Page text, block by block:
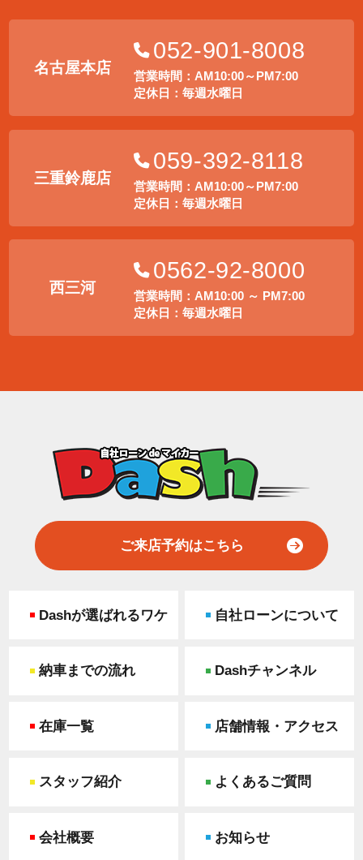
名古屋本店
052-901-8008
営業時間：AM10:00～PM7:00
定休日：毎週水曜日
三重鈴鹿店
059-392-8118
営業時間：AM10:00～PM7:00
定休日：毎週水曜日
西三河
0562-92-8000
営業時間：AM10:00 ～ PM7:00
定休日：毎週水曜日
ご来店予約はこちら
Dashが選ばれるワケ 自社ローンについて
納車までの流れ Dashチャンネル
在庫一覧 店舗情報・アクセス
スタッフ紹介 よくあるご質問
会社概要 お知らせ